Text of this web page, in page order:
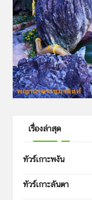
เรื่องล่าสุด
ทัวร์เกาะพงัน
ทัวร์เกาะลันตา